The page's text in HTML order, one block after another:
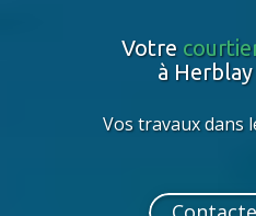
Votre
à
Vos travaux dans